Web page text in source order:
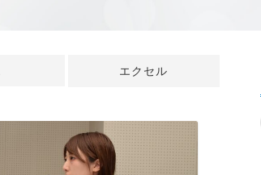
エクセル